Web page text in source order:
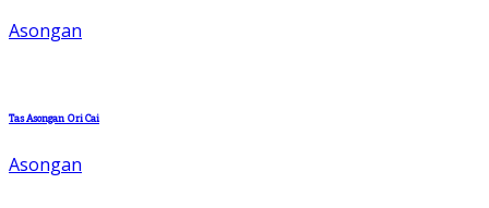
Asongan
Tas Asongan Ori Cai
Asongan